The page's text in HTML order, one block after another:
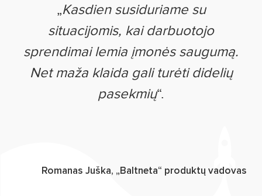
„Kasdien susiduriame su
situacijomis, kai darbuotojo
sprendimai lemia įmonės saugumą.
Net maža klaida gali turėti didelių
pasekmių“.
Romanas Juška, „Baltneta“ produktų vadovas